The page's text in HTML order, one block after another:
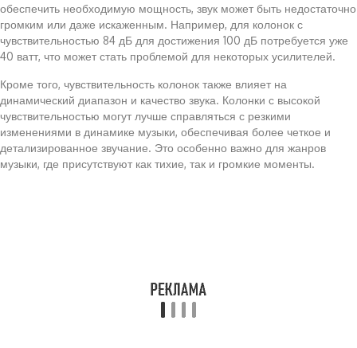
обеспечить необходимую мощность, звук может быть недостаточно
громким или даже искаженным. Например, для колонок с
чувствительностью 84 дБ для достижения 100 дБ потребуется уже
40 ватт, что может стать проблемой для некоторых усилителей.
Кроме того, чувствительность колонок также влияет на
динамический диапазон и качество звука. Колонки с высокой
чувствительностью могут лучше справляться с резкими
изменениями в динамике музыки, обеспечивая более четкое и
детализированное звучание. Это особенно важно для жанров
музыки, где присутствуют как тихие, так и громкие моменты.